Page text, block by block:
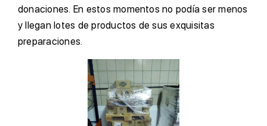
donaciones. En estos momentos no podía ser menos
y llegan lotes de productos de sus exquisitas
preparaciones.